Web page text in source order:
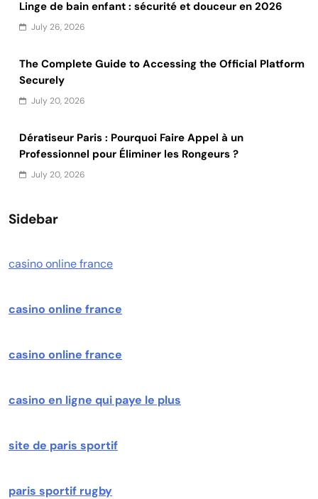
Linge de bain enfant : sécurité et douceur en 2026
July 26, 2026
The Complete Guide to Accessing the Official Platform
Securely
July 20, 2026
Dératiseur Paris : Pourquoi Faire Appel à un
Professionnel pour Éliminer les Rongeurs ?
July 20, 2026
Sidebar
casino online france
casino online france
casino online france
casino en ligne qui paye le plus
site de paris sportif
paris sportif rugby